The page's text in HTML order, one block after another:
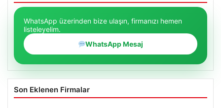
WhatsApp üzerinden bize ulaşın, firmanızı hemen
listeleyelim.
WhatsApp Mesaj
Son Eklenen Firmalar